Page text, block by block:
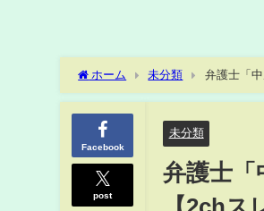
ホーム 未分類 弁護士「
Facebook
post
未分類
弁護士